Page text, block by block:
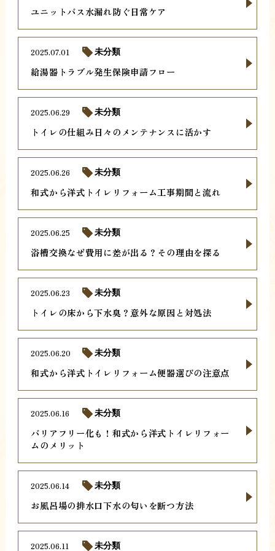
ユニットバス水漏れ防ぐ日常ケア
給湯器トラブル発生保険申請フロー
2025.07.01 未分類
トイレの仕組み日々のメンテナンスに活かす
2025.06.29 未分類
和式から洋式トイレリフォーム工事期間と流れ
2025.06.26 未分類
浴槽交換なぜ費用に差が出る？その理由を探る
2025.06.25 未分類
トイレの床から下水臭？意外な原因と対処法
2025.06.23 未分類
和式から洋式トイレリフォーム便器選びの注意点
2025.06.20 未分類
バリアフリー化も！和式から洋式トイレリフォー
ムのメリット
2025.06.16 未分類
お風呂場の排水口下水の匂いを断つ方法
2025.06.14 未分類
2025.06.11 未分類